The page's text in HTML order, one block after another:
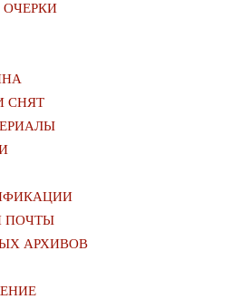
СНЯТ
ПОЧТЫ
АРХИВОВ